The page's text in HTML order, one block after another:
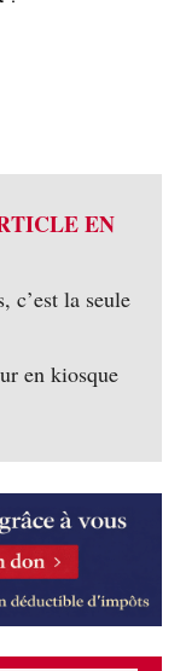
EN
c’est la seule
en kiosque